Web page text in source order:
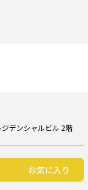
デンシャルビル 2階
お気に入り